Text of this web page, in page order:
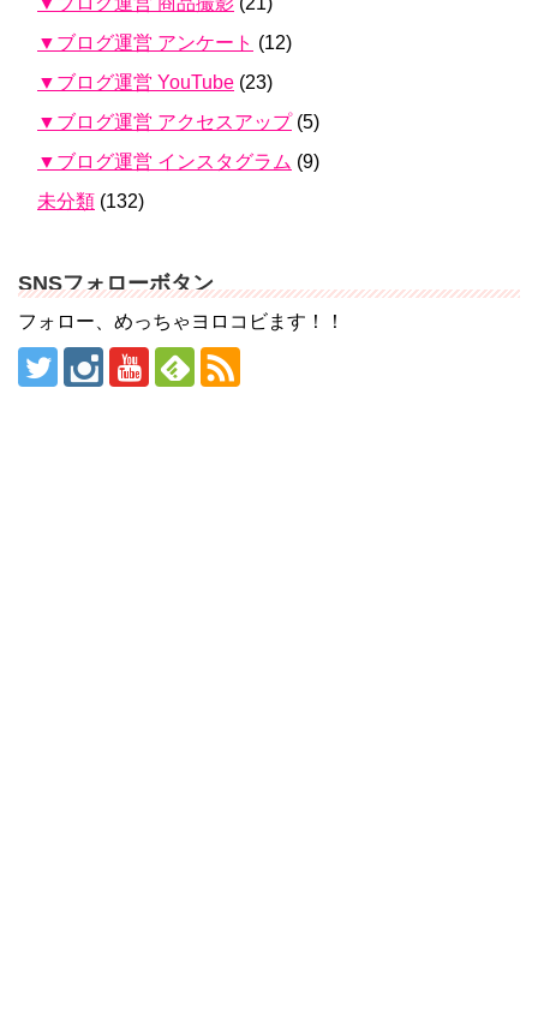
▼ブログ運営 アンケート (12)
▼ブログ運営 YouTube (23)
▼ブログ運営 アクセスアップ(5)
▼ブログ運営 インスタグラム (9)
未分類 (132)
SNSフォローボタン
フォロー、めっちゃヨロコビます！！